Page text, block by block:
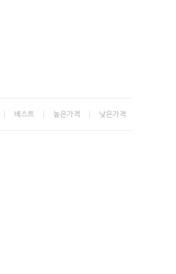
베스트 높은가격 낮은가격